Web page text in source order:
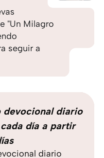
"Un Milagro
seguir a
devocional diario
día a partir
diario